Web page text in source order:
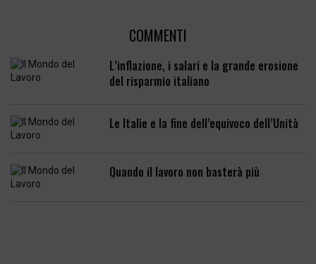
COMMENTI
L’inflazione, i salari e la grande erosione
del risparmio italiano
Le Italie e la fine dell’equivoco dell’Unità
Quando il lavoro non basterà più